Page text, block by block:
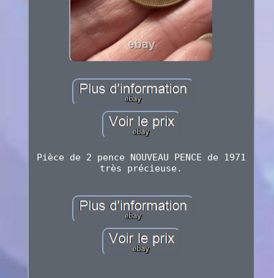
Pièce de 2 pence NOUVEAU PENCE de 1971
très précieuse.